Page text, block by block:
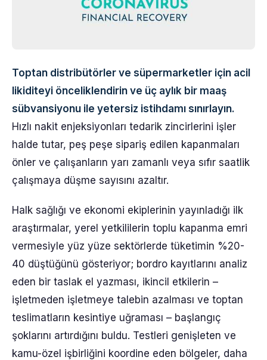
Toptan distribütörler ve süpermarketler için acil
likiditeyi önceliklendirin ve üç aylık bir maaş
sübvansiyonu ile yetersiz istihdamı sınırlayın.
Hızlı nakit enjeksiyonları tedarik zincirlerini işler
halde tutar, peş peşe sipariş edilen kapanmaları
önler ve çalışanların yarı zamanlı veya sıfır saatlik
çalışmaya düşme sayısını azaltır.
Halk sağlığı ve ekonomi ekiplerinin yayınladığı ilk
araştırmalar, yerel yetkililerin toplu kapanma emri
vermesiyle yüz yüze sektörlerde tüketimin %20-
40 düştüğünü gösteriyor; bordro kayıtlarını analiz
eden bir taslak el yazması, ikincil etkilerin –
işletmeden işletmeye talebin azalması ve toptan
teslimatların kesintiye uğraması – başlangıç
şoklarını artırdığını buldu. Testleri genişleten ve
kamu-özel işbirliğini koordine eden bölgeler, daha